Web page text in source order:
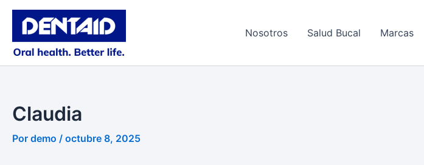
contenido
Nosotros Salud Bucal Marcas
Claudia
Por demo / octubre 8, 2025